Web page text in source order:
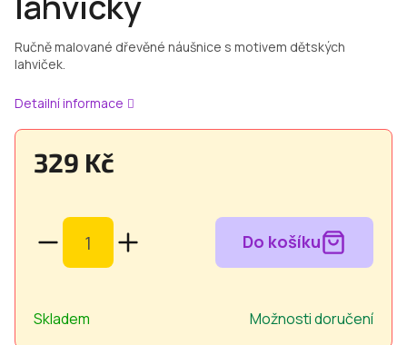
Ručně malované dřevěné náušnice s motivem dětských
lahviček.
Detailní informace
329 Kč
Skladem Možnosti doručení